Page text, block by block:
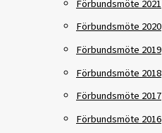
Förbundsmöte 2021
Förbundsmöte 2020
Förbundsmöte 2019
Förbundsmöte 2018
Förbundsmöte 2017
Förbundsmöte 2016